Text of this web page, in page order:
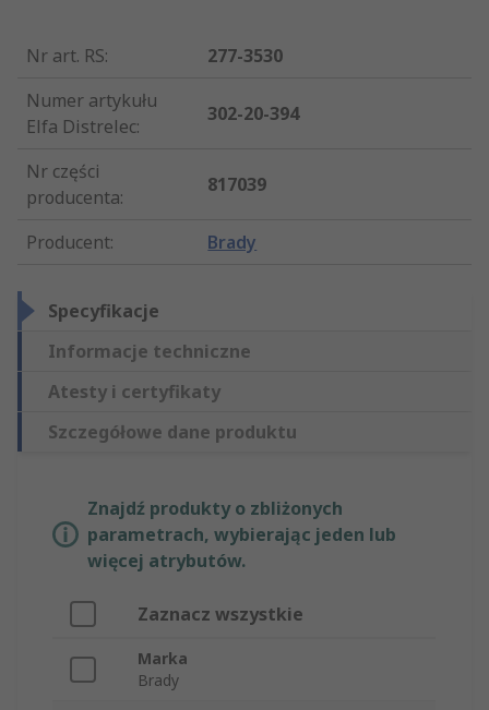
Nr art. RS:
277-3530
Numer artykułu
Elfa Distrelec:
302-20-394
Nr części
producenta:
817039
Producent: Brady
Specyfikacje
Informacje techniczne
Atesty i certyfikaty
Szczegółowe dane produktu
Znajdź produkty o zbliżonych
parametrach, wybierając jeden lub
więcej atrybutów.
Zaznacz wszystkie
Marka
Brady